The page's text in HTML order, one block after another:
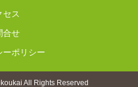
セス
合せ
ーポリシー
All Rights Reserved